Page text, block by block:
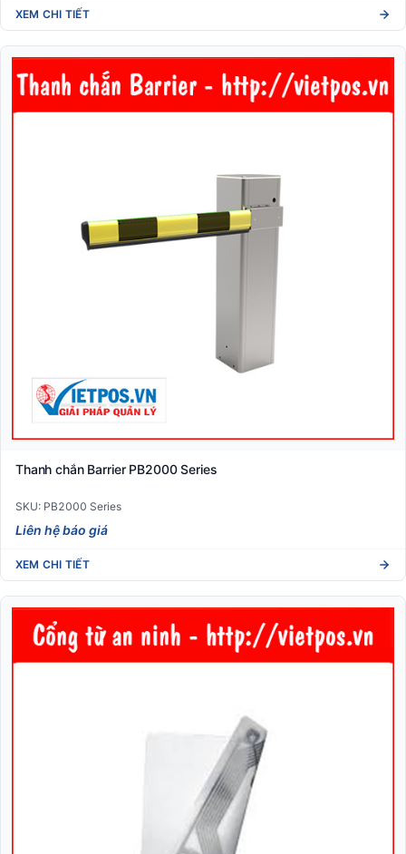
XEM CHI TIẾT
Thanh chắn Barrier PB2000 Series
SKU: PB2000 Series
Liên hệ báo giá
XEM CHI TIẾT